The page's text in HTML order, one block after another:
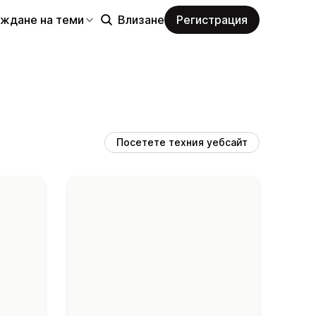
на теми Влизане Регистрация
Посетете техния уебсайт